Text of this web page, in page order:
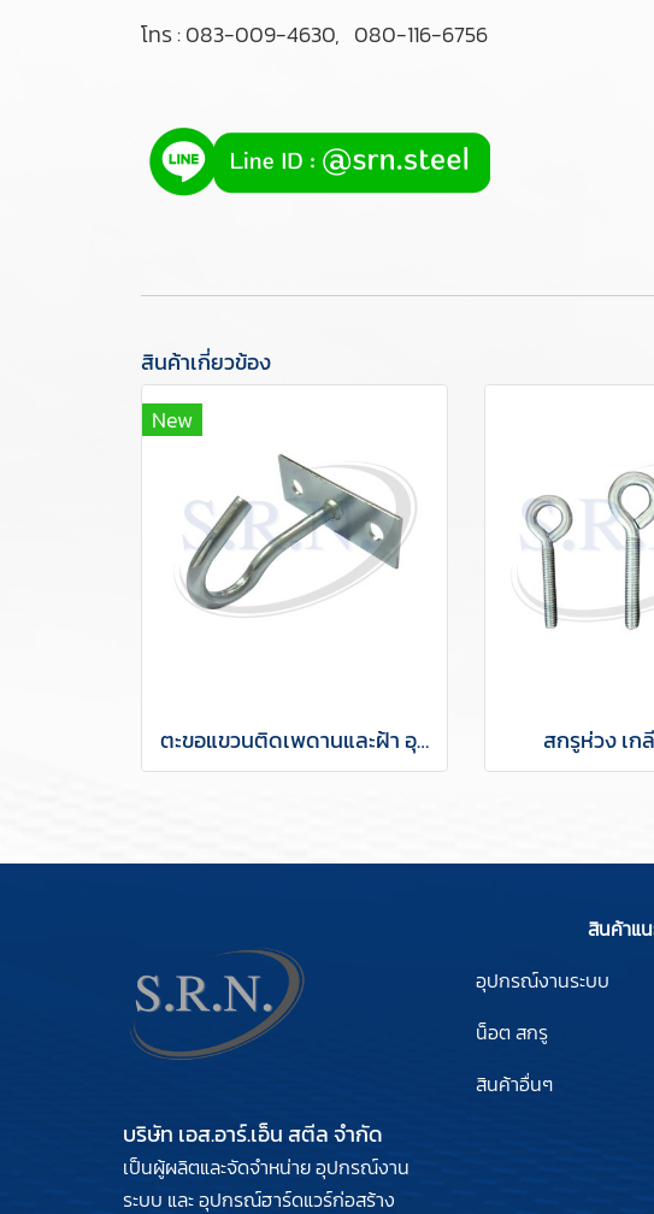
โทร : 083-009-4630, 080-116-6756
สินค้าเกี่ยวข้อง
New
ตะขอแขวนติดเพดานและฝ้า อุปกรณ์ฮาร์ดแวร์ก่อสร้าง สกรูห่วง เ
บริษัท เอส.อาร์.เอ็น สตีล จำกัด
เป็นผู้ผลิตและจัดจำหน่าย อุปกรณ์งาน
ระบบ และ อุปกรณ์ฮาร์ดแวร์ก่อสร้าง
สินค้าแน
อุปกรณ์งานระบบ
น็อต สกรู
สินค้าอื่นๆ